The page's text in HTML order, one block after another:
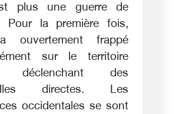
plus une guerre de
Pour la première fois,
ouvertement frappé
sur le territoire
déclenchant des
directes. Les
occidentales se sont